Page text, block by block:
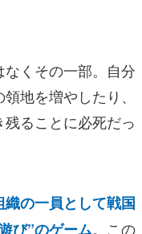
くその一部。自分
地を増やしたり、
ることに必死だっ
織の一員として戦国
び”のゲーム。この